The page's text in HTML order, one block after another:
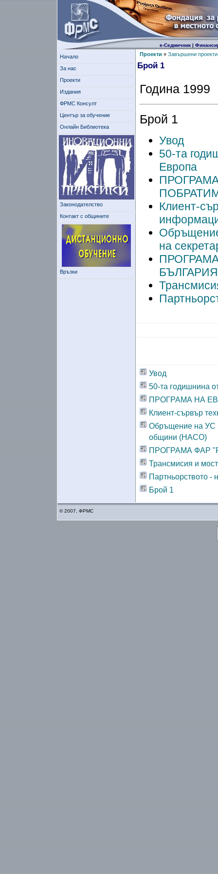
е-Седмичник|
Начало
За нас
Проекти
Издания
ФРМС Консулт
Център за обучение
Онлайн Библиотека
Законодателство
Контакт с общините
Връзки
Проекти » Завършени проекти
Брой 1
Година 1999
Брой 1
Увод
50-та
Европа
Клиент-
на
Увод
50-та годишнина
ПРОГРАМА НА
Клиент-сървър
Обръщение на УС
общини (НАСО)
ПРОГРАМА ФАР
Трансмисия и
Партньорството -
Брой 1
© 2007, ФРМС